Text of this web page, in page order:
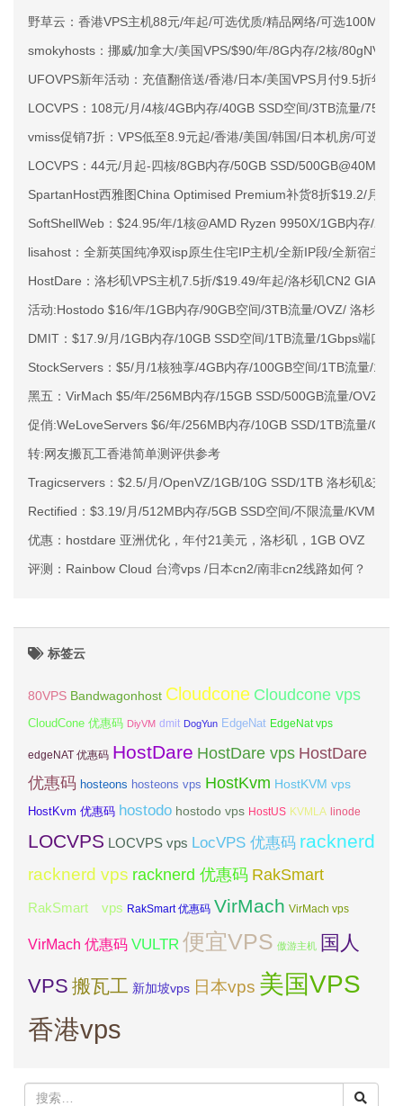
野草云：香港VPS主机88元/年起/可选优质/精品网络/可选100M不
smokyhosts：挪威/加拿大/美国VPS/$90/年/8G内存/2核/
UFOVPS新年活动：充值翻倍送/香港/日本/美国VPS月付9.5折年
LOCVPS：108元/月/4核/4GB内存/40GB SSD空间/3TB流量/
vmiss促销7折：VPS低至8.9元起/香港/美国/韩国/日本机房/可选
LOCVPS：44元/月起-四核/8GB内存/50GB SSD/
SpartanHost西雅图China Optimised Premium补货8折$19.2/月起
SoftShellWeb：$24.95/年/1核@AMD Ryzen 9950X/1GB内存/
lisahost：全新英国纯净双isp原生住宅IP主机/全新IP段/全新宿主机
HostDare：洛杉矶VPS主机7.5折/$19.49/年起/洛杉矶CN2 GIA/日
活动:Hostodo $16/年/1GB内存/90GB空间/3TB流量/OVZ/ 洛杉矶
DMIT：$17.9/月/1GB内存/10GB SSD空间/1TB流量/1Gbps端口/
StockServers：$5/月/1核独享/4GB内存/100GB空间/1TB流量/
黑五：VirMach $5/年/256MB内存/15GB SSD/500GB流量/OVZ/纽
促俏:WeLoveServers $6/年/256MB内存/10GB SSD/1TB流量/
转:网友搬瓦工香港简单测评供参考
Tragicservers：$2.5/月/OpenVZ/1GB/10G SSD/1TB 洛杉矶&芝加
Rectified：$3.19/月/512MB内存/5GB SSD空间/不限流量/KVM/洛
优惠：hostdare 亚洲优化，年付21美元，洛杉矶，1GB OVZ
评测：Rainbow Cloud 台湾vps /日本cn2/南非cn2线路如何？
标签云
80VPS Bandwagonhost Cloudcone Cloudcone vps
CloudCone 优惠码 DiyVM dmit DogYun EdgeNat EdgeNat vps
edgeNAT 优惠码 HostDare HostDare vps HostDare
优惠码 hosteons hosteons vps HostKvm HostKVM vps
HostKvm 优惠码 hostodo hostodo vps HostUS KVMLA linode
LOCVPS LOCVPS vps LocVPS 优惠码 racknerd
racknerd vps racknerd 优惠码 RakSmart
RakSmart vps RakSmart 优惠码 VirMach VirMach vps
VirMach 优惠码 VULTR 便宜VPS 傲游主机 国人
VPS 搬瓦工 新加坡vps 日本vps 美国VPS
香港vps